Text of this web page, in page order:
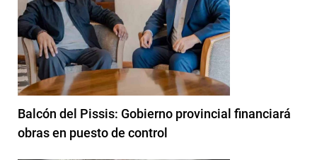
Balcón del Pissis: Gobierno provincial financiará
obras en puesto de control